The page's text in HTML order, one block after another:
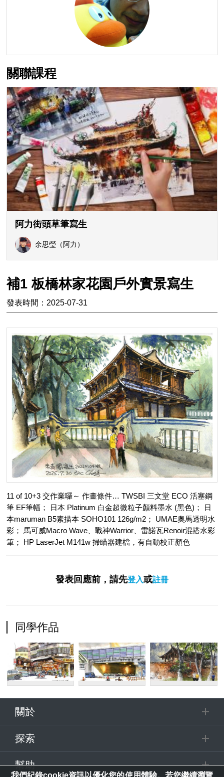
關聯課程
阿力街頭草筆寫生
余思瑩（阿力）
補1 板橋林家花園戶外實景寫生
發表時間：2025-07-31
11 of 10+3 交作業囉～ 作畫條件… TWSBI 三文堂 ECO 活塞鋼
筆 EF筆幅； 日本 Platinum 白金超微粒子顏料墨水 (黑色)； 日
本maruman B5素描本 SOHO101 126g/m2； UMAE奧馬透明水
彩； 馬可威Macro Wave、戰神Warrior、雷諾瓦Renoir混搭水彩
筆； HP LaserJet M141w 掃瞄器建檔，有自動校正顏色
發表回應前，請先登入或註冊
同學作品
關於
探索
幫助
我們紀錄cookie資訊以優化您的使用體驗。若您繼續瀏覽